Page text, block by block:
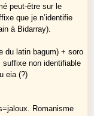
peut-être sur le
que je n’identifie
à Bidarray).
du latin bagum) + soro
suffixe non identifiable
eia (?)
Romanisme